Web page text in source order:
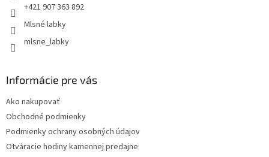
+421 907 363 892
Mlsné labky
mlsne_labky
Informácie pre vás
Ako nakupovať
Obchodné podmienky
Podmienky ochrany osobných údajov
Otváracie hodiny kamennej predajne